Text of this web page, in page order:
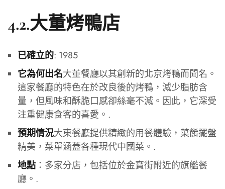
4.2.大董烤鴨店
已確立的: 1985
它為何出名大董餐廳以其創新的北京烤鴨而聞名。
這家餐廳的特色在於改良後的烤鴨，減少脂肪含
量，但風味和酥脆口感卻絲毫不減。因此，它深受
注重健康食客的喜愛。.
預期情況大東餐廳提供精緻的用餐體驗，菜餚擺盤
精美，菜單涵蓋各種現代中國菜。.
地點：多家分店，包括位於金寶街附近的旗艦餐
廳。.